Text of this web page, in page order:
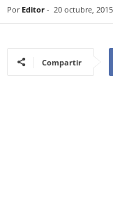
Por Editor - 20 octubre, 2015
Compartir